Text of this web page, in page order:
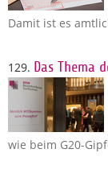
Damit ist es
129. Das Thema
wie beim G20-